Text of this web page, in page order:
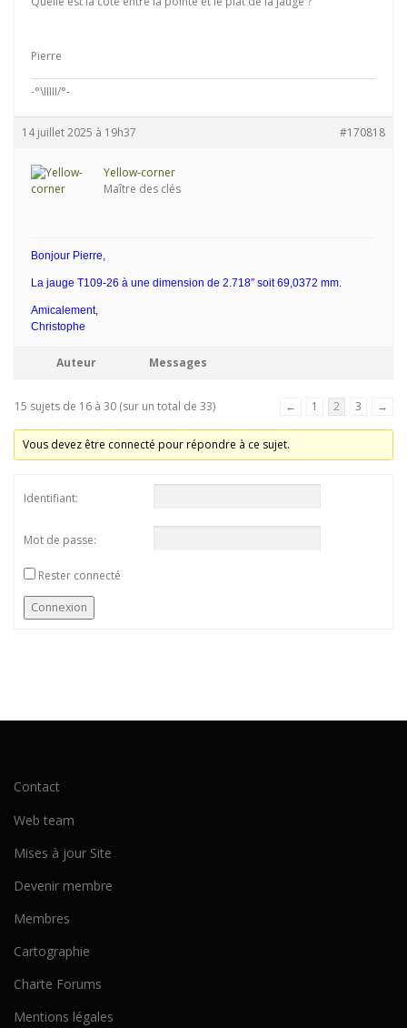
Pierre
-°\IIIII/°-
14 juillet 2025 à 19h37 #170818
Yellow-corner
Maître des clés
Bonjour Pierre,
La jauge T109-26 à une dimension de 2.718″ soit 69,0372 mm.
Amicalement,
Christophe
Auteur Messages
15 sujets de 16 à 30 (sur un total de 33) ← 1 2 3 →
Vous devez être connecté pour répondre à ce sujet.
Identifiant:
Mot de passe:
Rester connecté
Connexion
Contact
Web team
Mises à jour Site
Devenir membre
Membres
Cartographie
Charte Forums
Mentions légales